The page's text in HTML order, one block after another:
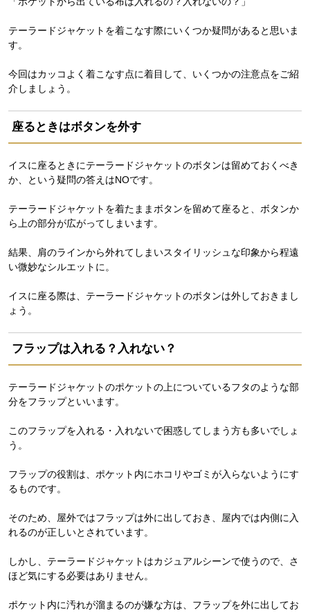
テーラードジャケットを着こなす際にいくつか疑問があると思いま
す。
今回はカッコよく着こなす点に着目して、いくつかの注意点をご紹
介しましょう。
座るときはボタンを外す
イスに座るときにテーラードジャケットのボタンは留めておくべき
か、という疑問の答えはNOです。
テーラードジャケットを着たままボタンを留めて座ると、ボタンか
ら上の部分が広がってしまいます。
結果、肩のラインから外れてしまいスタイリッシュな印象から程遠
い微妙なシルエットに。
イスに座る際は、テーラードジャケットのボタンは外しておきまし
ょう。
フラップは入れる？入れない？
テーラードジャケットのポケットの上についているフタのような部
分をフラップといいます。
このフラップを入れる・入れないで困惑してしまう方も多いでしょ
う。
フラップの役割は、ポケット内にホコリやゴミが入らないようにす
るものです。
そのため、屋外ではフラップは外に出しておき、屋内では内側に入
れるのが正しいとされています。
しかし、テーラードジャケットはカジュアルシーンで使うので、さ
ほど気にする必要はありません。
ポケット内に汚れが溜まるのが嫌な方は、フラップを外に出してお